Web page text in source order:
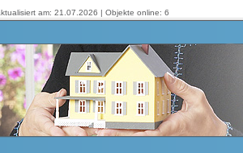
am: 21.07.2026 | Objekte online: 6